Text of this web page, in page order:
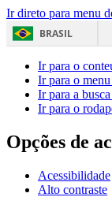
Ir direto para menu
BRASIL
Ir para o
Ir para o menu
Ir para a busca
Ir para o
Opções de
Acessibilidade
Alto contraste